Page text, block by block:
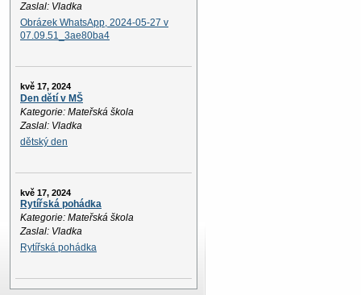
Zaslal: Vladka
Obrázek WhatsApp, 2024-05-27 v
07.09.51_3ae80ba4
kvě 17, 2024
Den dětí v MŠ
Kategorie: Mateřská škola
Zaslal: Vladka
dětský den
kvě 17, 2024
Rytířská pohádka
Kategorie: Mateřská škola
Zaslal: Vladka
Rytířská pohádka